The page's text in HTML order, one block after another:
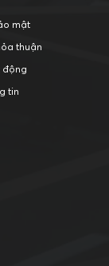
mật
thuận
động
tin